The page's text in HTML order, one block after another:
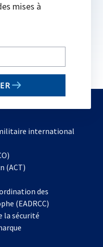
mises à
international
dans
nouvel
onglet
(ACT)
des
(EADRCC)
la sécurité